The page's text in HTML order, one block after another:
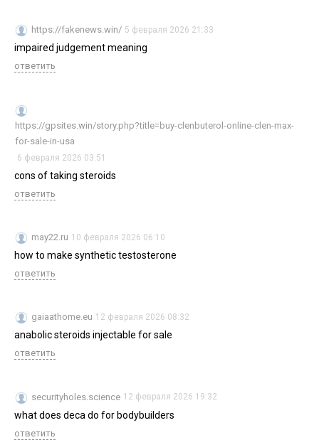
https://fakenews.win/ 5 февраля 2026 21:33
impaired judgement meaning
ответить
https://gpsites.win/story.php?title=buy-clenbuterol-online-clen-max-
for-sale-in-usa
6 февраля 2026 03:51
cons of taking steroids
ответить
may22.ru 10 февраля 2026 06:10
how to make synthetic testosterone
ответить
gaiaathome.eu 12 февраля 2026 08:32
anabolic steroids injectable for sale
ответить
securityholes.science 12 февраля 2026 19:32
what does deca do for bodybuilders
ответить